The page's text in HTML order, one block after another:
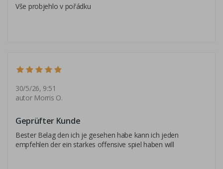
Vše probjehlo v pořádku
30/5/26, 9:51
autor Morris O.
Geprüfter Kunde
Bester Belag den ich je gesehen habe kann ich jeden
empfehlen der ein starkes offensive spiel haben will